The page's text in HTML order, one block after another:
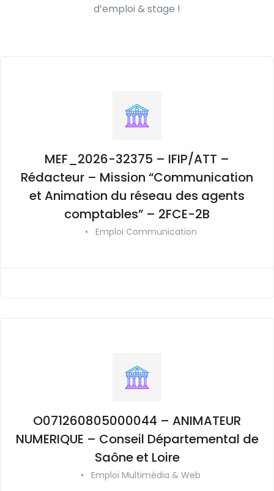
d’emploi & stage !
MEF_2026-32375 – IFIP/ATT –
Rédacteur – Mission “Communication
et Animation du réseau des agents
comptables” – 2FCE-2B
• Emploi Communication
O071260805000044 – ANIMATEUR
NUMERIQUE – Conseil Départemental de
Saône et Loire
• Emploi Multimédia & Web